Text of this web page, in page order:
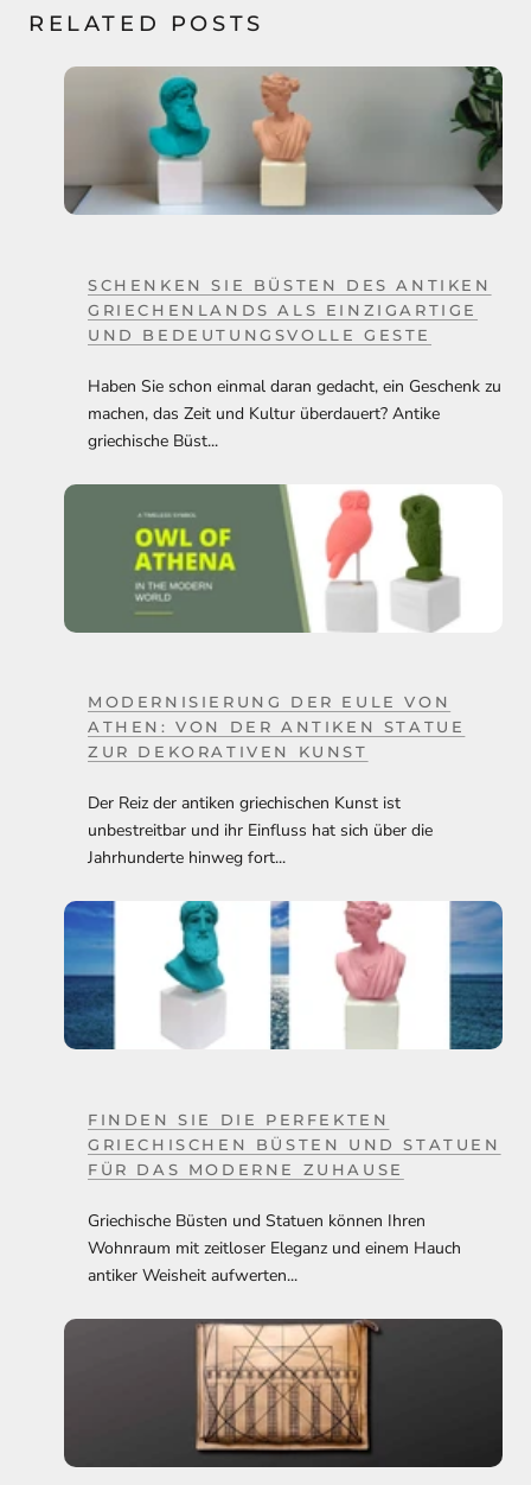
RELATED POSTS
SCHENKEN SIE BÜSTEN DES ANTIKEN
GRIECHENLANDS ALS EINZIGARTIGE
UND BEDEUTUNGSVOLLE GESTE
Haben Sie schon einmal daran gedacht, ein Geschenk zu
machen, das Zeit und Kultur überdauert? Antike
griechische Büst...
MODERNISIERUNG DER EULE VON
ATHEN: VON DER ANTIKEN STATUE
ZUR DEKORATIVEN KUNST
Der Reiz der antiken griechischen Kunst ist
unbestreitbar und ihr Einfluss hat sich über die
Jahrhunderte hinweg fort...
FINDEN SIE DIE PERFEKTEN
GRIECHISCHEN BÜSTEN UND STATUEN
FÜR DAS MODERNE ZUHAUSE
Griechische Büsten und Statuen können Ihren
Wohnraum mit zeitloser Eleganz und einem Hauch
antiker Weisheit aufwerten...